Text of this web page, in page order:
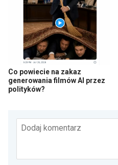
Co powiecie na zakaz
generowania filmów AI przez
polityków?
Dodaj komentarz